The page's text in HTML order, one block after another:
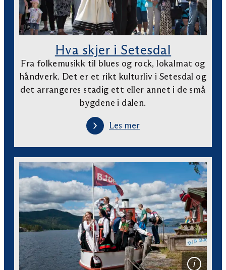
Hva skjer i Setesdal
Fra folkemusikk til blues og rock, lokalmat og
håndverk. Det er et rikt kulturliv i Setesdal og
det arrangeres stadig ett eller annet i de små
bygdene i dalen.
Les mer